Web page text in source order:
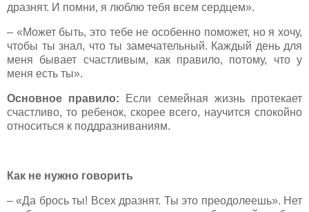
дразнят. И помни, я люблю тебя всем сердцем».
– «Может быть, это тебе не особенно поможет, но я хочу,
чтобы ты знал, что ты замечательный. Каждый день для
меня бывает счастливым, как правило, потому, что у
меня есть ты».
Основное правило: Если семейная жизнь протекает
счастливо, то ребенок, скорее всего, научится спокойно
относиться к поддразниваниям.
Как не нужно говорить
– «Да брось ты! Всех дразнят. Ты это преодолеешь». Нет